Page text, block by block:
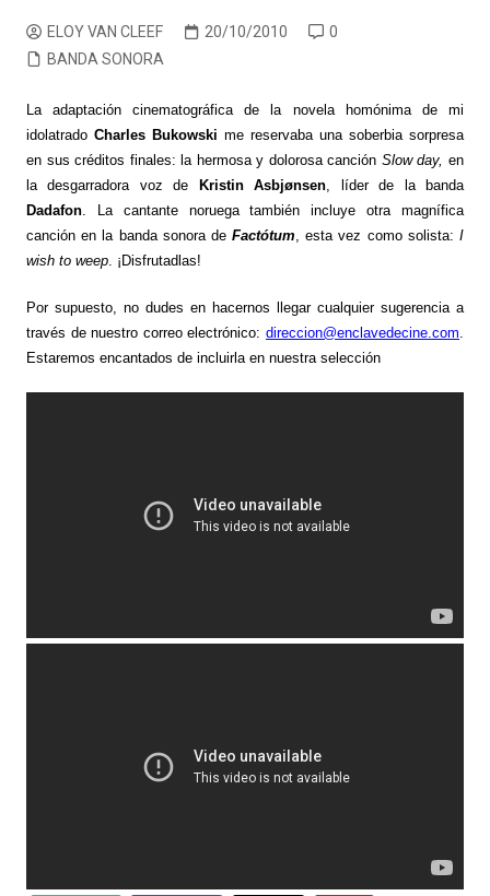
ELOY VAN CLEEF 20/10/2010
0
BANDA SONORA
La adaptación cinematográfica de la novela homónima de mi
idolatrado Charles Bukowski me reservaba una soberbia sorpresa
en sus créditos finales: la hermosa y dolorosa canción Slow day, en
la desgarradora voz de
Kristin Asbjønsen, líder de la banda
Dadafon. La cantante noruega también incluye otra magnífica
canción en la banda sonora deFactótum, esta vez como solista:I
wish to weep. ¡Disfrutadlas!
Por supuesto, no dudes en hacernos llegar cualquier sugerencia a
través de nuestro correo electrónico:direccion@enclavedecine.com.
Estaremos encantados de incluirla en nuestra selección